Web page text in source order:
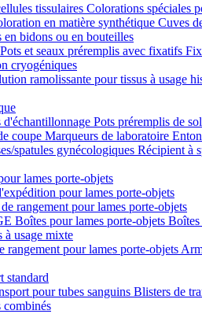
tissulaires Colorations spéciales
en matière synthétique Cuves
en bidons ou en bouteilles
Pots et seaux préremplis avec fixatifs
cryogéniques
ramolissante pour tissus à usage
d'échantillonnage Pots préremplis de
coupe Marqueurs de laboratoire
spatules gynécologiques Récipient à
lames porte-objets
pour lames porte-objets
rangement pour lames porte-objets
Boîtes pour lames porte-objets Boîtes
à usage mixte
rangement pour lames porte-objets
standard
pour tubes sanguins Blisters de
combinés